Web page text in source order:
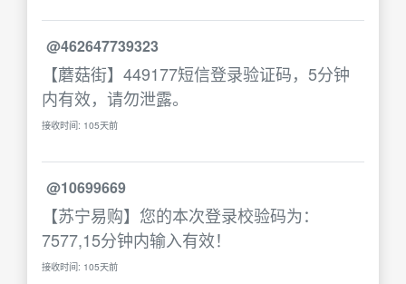
@462647739323
【蘑菇街】449177短信登录验证码，5分钟
内有效，请勿泄露。
接收时间: 105天前
@10699669
【苏宁易购】您的本次登录校验码为：
7577,15分钟内输入有效！
接收时间: 105天前